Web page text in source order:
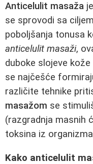
Anticelulit masaža
se sprovodi sa
poboljšanja tonusa
anticelulit masaži,
duboke slojeve
se najčešće
različite tehnike
masažom se
(razgradnja masnih
toksina iz
Kako anticelulit